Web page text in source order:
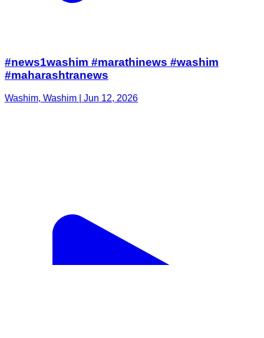
#news1washim #marathinews #washim
#maharashtranews
Washim, Washim | Jun 12, 2026